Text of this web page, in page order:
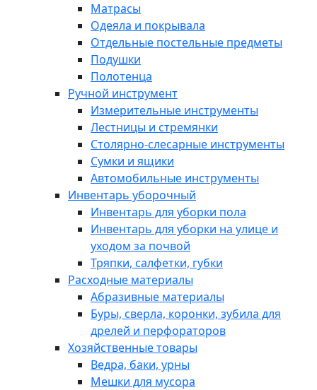
Матрасы
Одеяла и покрывала
Отдельные постельные предметы
Подушки
Полотенца
Ручной инструмент
Измерительные инструменты
Лестницы и стремянки
Столярно-слесарные инструменты
Сумки и ящики
Автомобильные инструменты
Инвентарь уборочный
Инвентарь для уборки пола
Инвентарь для уборки на улице и
уходом за почвой
Тряпки, салфетки, губки
Расходные материалы
Абразивные материалы
Буры, сверла, коронки, зубила для
дрелей и перфораторов
Хозяйственные товары
Ведра, баки, урны
Мешки для мусора